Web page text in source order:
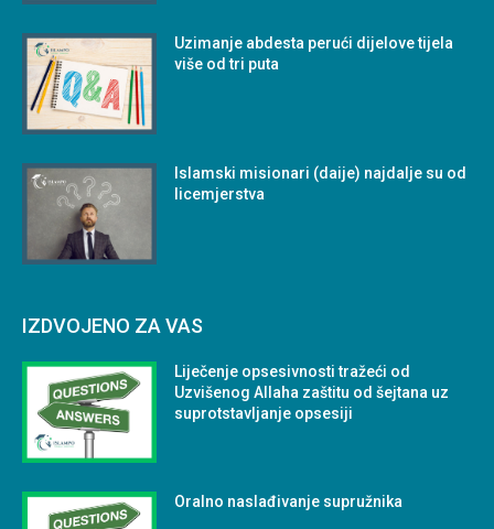
Uzimanje abdesta perući dijelove tijela
više od tri puta
Islamski misionari (daije) najdalje su od
licemjerstva
IZDVOJENO ZA VAS
Liječenje opsesivnosti tražeći od
Uzvišenog Allaha zaštitu od šejtana uz
suprotstavljanje opsesiji
Oralno naslađivanje supružnika